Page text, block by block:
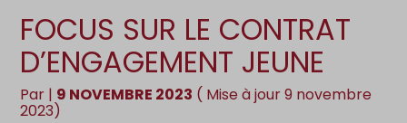
FOCUS SUR LE CONTRAT
D’ENGAGEMENT JEUNE
Par | 9 NOVEMBRE 2023 ( Mise à jour 9 novembre
2023)